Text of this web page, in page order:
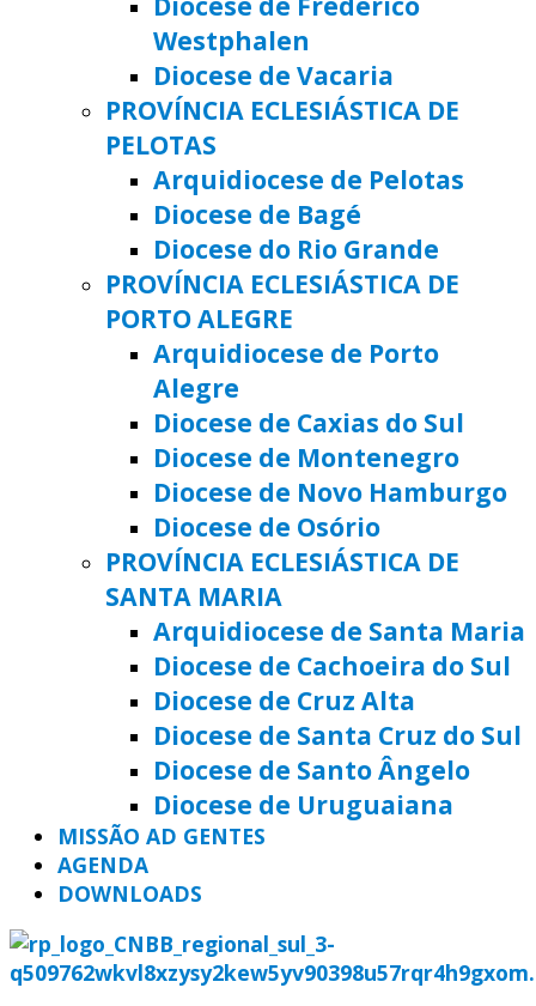
Westphalen
Diocese de Vacaria
PROVÍNCIA ECLESIÁSTICA DE
PELOTAS
Arquidiocese de Pelotas
Diocese de Bagé
Diocese do Rio Grande
PROVÍNCIA ECLESIÁSTICA DE
PORTO ALEGRE
Arquidiocese de Porto
Alegre
Diocese de Caxias do Sul
Diocese de Montenegro
Diocese de Novo Hamburgo
Diocese de Osório
PROVÍNCIA ECLESIÁSTICA DE
SANTA MARIA
Arquidiocese de Santa Maria
Diocese de Cachoeira do Sul
Diocese de Cruz Alta
Diocese de Santa Cruz do Sul
Diocese de Santo Ângelo
Diocese de Uruguaiana
MISSÃO AD GENTES
AGENDA
DOWNLOADS